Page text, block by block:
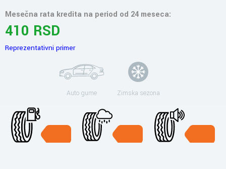
Mesečna rata kredita na period od 24 meseca:
410 RSD
Reprezentativni primer
Auto gume Zimska sezona